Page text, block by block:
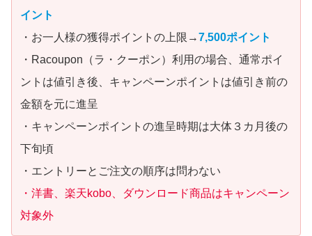
イント
・お一人様の獲得ポイントの上限→7,500ポイント
・Racoupon（ラ・クーポン）利用の場合、通常ポイ
ントは値引き後、キャンペーンポイントは値引き前の
金額を元に進呈
・キャンペーンポイントの進呈時期は大体３カ月後の
下旬頃
・エントリーとご注文の順序は問わない
・洋書、楽天kobo、ダウンロード商品はキャンペーン
対象外